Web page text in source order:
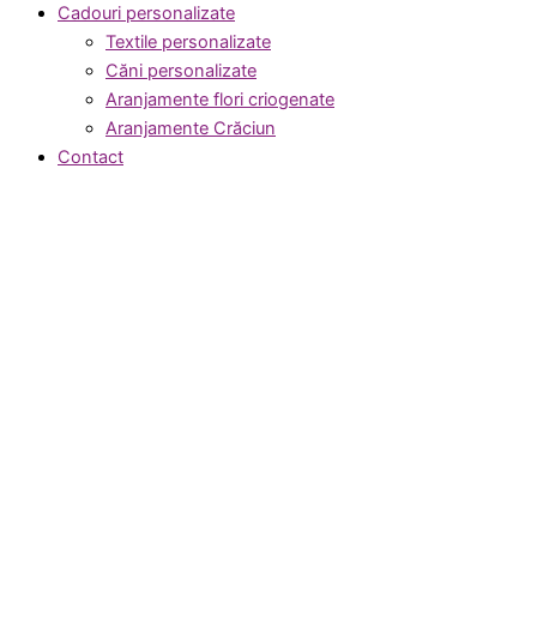
Cadouri personalizate
Textile personalizate
Căni personalizate
Aranjamente flori criogenate
Aranjamente Crăciun
Contact